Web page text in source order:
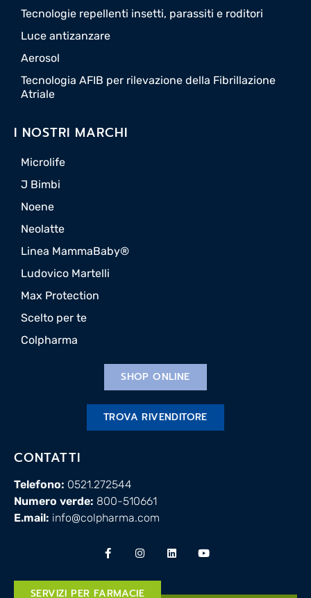
Tecnologie repellenti insetti, parassiti e roditori
Luce antizanzare
Aerosol
Tecnologia AFIB per rilevazione della Fibrillazione
Atriale
I NOSTRI MARCHI
Microlife
J Bimbi
Noene
Neolatte
Linea MammaBaby®
Ludovico Martelli
Max Protection
Scelto per te
Colpharma
SHOP ONLINE
TROVA RIVENDITORE
CONTATTI
Telefono: 0521.272544
Numero verde: 800-510661
E.mail: info@colpharma.com
SERVIZI PER FARMACIE